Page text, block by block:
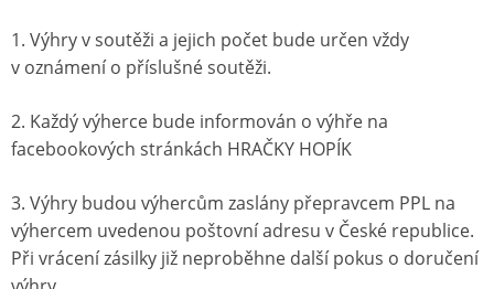
1. Výhry v soutěži a jejich počet bude určen vždy
v oznámení o příslušné soutěži.
2. Každý výherce bude informován o výhře na
facebookových stránkách HRAČKY HOPÍK
3. Výhry budou výhercům zaslány přepravcem PPL na
výhercem uvedenou poštovní adresu v České republice.
Při vrácení zásilky již neproběhne další pokus o doručení